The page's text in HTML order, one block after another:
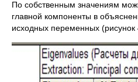
По собственным значениям
главной компоненты в
исходных переменных (рисунок